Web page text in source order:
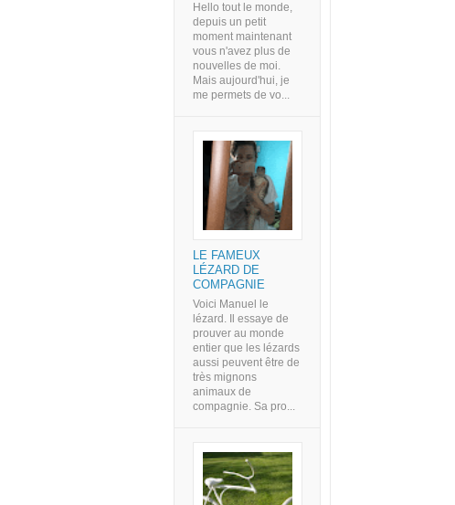
Hello tout le monde,
depuis un petit
moment maintenant
vous n'avez plus de
nouvelles de moi.
Mais aujourd'hui, je
me permets de vo...
LE FAMEUX
LÉZARD DE
COMPAGNIE
Voici Manuel le
lézard. Il essaye de
prouver au monde
entier que les lézards
aussi peuvent être de
très mignons
animaux de
compagnie. Sa pro...